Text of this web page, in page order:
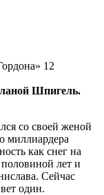
12
Шпигель.
со своей женой
миллиардера
как снег на
лет и
Сейчас
один.